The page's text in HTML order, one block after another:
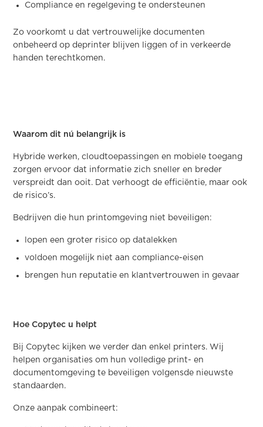
Compliance en regelgeving te ondersteunen
Zo voorkomt u dat vertrouwelijke documenten
onbeheerd op deprinter blijven liggen of in verkeerde
handen terechtkomen.
Waarom dit nú belangrijk is
Hybride werken, cloudtoepassingen en mobiele toegang
zorgen ervoor dat informatie zich sneller en breder
verspreidt dan ooit. Dat verhoogt de efficiëntie, maar ook
de risico’s.
Bedrijven die hun printomgeving niet beveiligen:
lopen een groter risico op datalekken
voldoen mogelijk niet aan compliance-eisen
brengen hun reputatie en klantvertrouwen in gevaar
Hoe Copytec u helpt
Bij Copytec kijken we verder dan enkel printers. Wij
helpen organisaties om hun volledige print- en
documentomgeving te beveiligen volgensde nieuwste
standaarden.
Onze aanpak combineert: